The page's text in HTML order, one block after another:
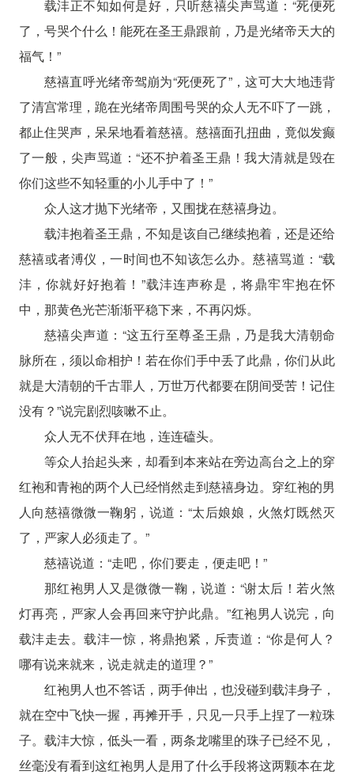
载沣正不知如何是好，只听慈禧尖声骂道：“死便死
了，号哭个什么！能死在圣王鼎跟前，乃是光绪帝天大的
福气！”
慈禧直呼光绪帝驾崩为“死便死了”，这可大大地违背
了清宫常理，跪在光绪帝周围号哭的众人无不吓了一跳，
都止住哭声，呆呆地看着慈禧。慈禧面孔扭曲，竟似发癫
了一般，尖声骂道：“还不护着圣王鼎！我大清就是毁在
你们这些不知轻重的小儿手中了！”
众人这才抛下光绪帝，又围拢在慈禧身边。
载沣抱着圣王鼎，不知是该自己继续抱着，还是还给
慈禧或者溥仪，一时间也不知该怎么办。慈禧骂道：“载
沣，你就好好抱着！”载沣连声称是，将鼎牢牢抱在怀
中，那黄色光芒渐渐平稳下来，不再闪烁。
慈禧尖声道：“这五行至尊圣王鼎，乃是我大清朝命
脉所在，须以命相护！若在你们手中丢了此鼎，你们从此
就是大清朝的千古罪人，万世万代都要在阴间受苦！记住
没有？”说完剧烈咳嗽不止。
众人无不伏拜在地，连连磕头。
等众人抬起头来，却看到本来站在旁边高台之上的穿
红袍和青袍的两个人已经悄然走到慈禧身边。穿红袍的男
人向慈禧微微一鞠躬，说道：“太后娘娘，火煞灯既然灭
了，严家人必须走了。”
慈禧说道：“走吧，你们要走，便走吧！”
那红袍男人又是微微一鞠，说道：“谢太后！若火煞
灯再亮，严家人会再回来守护此鼎。”红袍男人说完，向
载沣走去。载沣一惊，将鼎抱紧，斥责道：“你是何人？
哪有说来就来，说走就走的道理？”
红袍男人也不答话，两手伸出，也没碰到载沣身子，
就在空中飞快一握，再摊开手，只见一只手上捏了一粒珠
子。载沣大惊，低头一看，两条龙嘴里的珠子已经不见，
丝毫没有看到这红袍男人是用了什么手段将这两颗本在龙